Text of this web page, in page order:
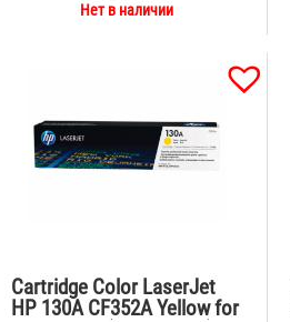
Нет в наличии
Cartridge Color LaserJet
HP 130A CF352A Yellow for